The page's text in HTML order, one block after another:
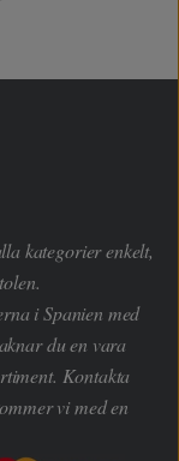
kategorier enkelt,
i Spanien med
du en vara
Kontakta
vi med en